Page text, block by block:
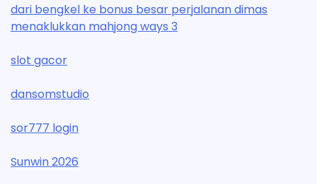
dari bengkel ke bonus besar perjalanan dimas
menaklukkan mahjong ways 3
slot gacor
dansomstudio
sor777 login
Sunwin 2026